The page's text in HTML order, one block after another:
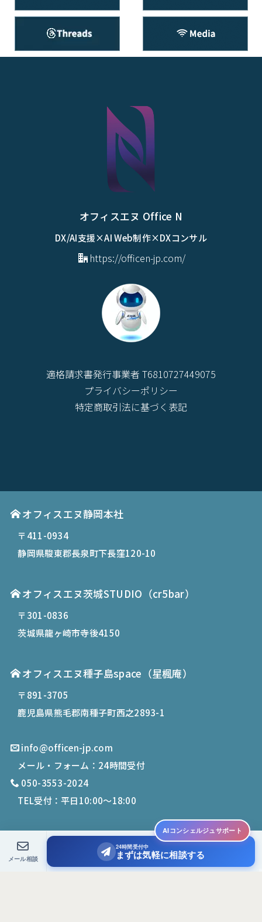
オフィスエヌ Office N
DX/AI支援×AI Web制作×DXコンサル
https://officen-jp.com/
適格請求書発行事業者 T6810727449075
プライバシーポリシー
特定商取引法に基づく表記
オフィスエヌ静岡本社
〒411-0934
静岡県駿東郡長泉町下長窪120-10
オフィスエヌ茨城STUDIO（cr5bar）
〒301-0836
茨城県龍ヶ崎市寺後4150
オフィスエヌ種子島space （星楓庵）
〒891-3705
鹿児島県熊毛郡南種子町西之2893-1
info@officen-jp.com
メール・フォーム：24時間受付
050-3553-2024
TEL受付：平日10:00〜18:00
2026Office N. All Rights Reserved.
AIコンシェルジュサポート
メール相談
24時間受付中
まずは気軽に相談する